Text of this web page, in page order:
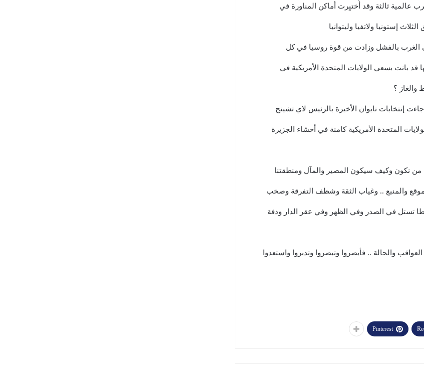
إستونيا ولاتفيا وليتوانيا
الغرب بالفشل وزادت من قوة روسيا في كل
بانت بسعي الولايات المتحدة الأمريكية في
والغاز ؟
إنتخابات تايوان الأخيرة بالرئيس لاي تشينج
المتحدة الأمريكية كامنة في أحشاء الجزيرة
من نكون وكيف سيكون المصير والمآل ومنطقتنا
والمنبع .. وغياب الثقة وشظف التفرقة وصخب
تستل في الصدر وفي الظهر وفي عقر الدار ودفة
والحالة .. فأبصروا وتبصروا وتدبروا واستعدوا
Pinterest